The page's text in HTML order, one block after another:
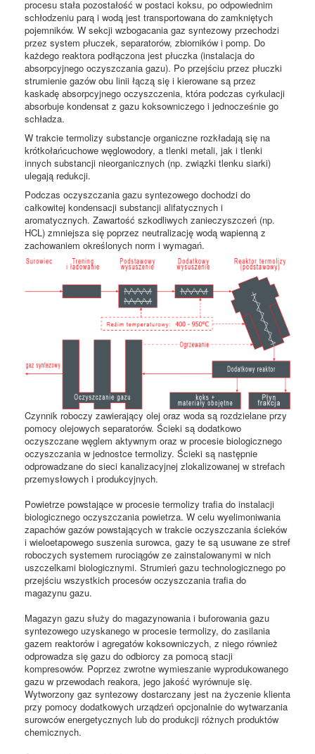
procesu stała pozostałość w postaci koksu, po odpowiednim
schłodzeniu parą i wodą jest transportowana do zamkniętych
pojemników. W sekcji wzbogacania gaz syntezowy przechodzi
przez system płuczek, separatorów, zbiorników i pomp. Do
każdego reaktora podłączona jest płuczka (instalacja do
absorpcyjnego oczyszczania gazu). Po przejściu przez płuczki
strumienie gazów obu linii łączą się i kierowane są przez
kaskadę absorpcyjnego oczyszczenia, która podczas cyrkulacji
absorbuje kondensat z gazu koksowniczego i jednocześnie go
schładza.
W trakcie termolizy substancje organiczne rozkładają się na
krótkołańcuchowe węglowodory, a tlenki metali, jak i tlenki
innych substancji nieorganicznych (np. związki tlenku siarki)
ulegają redukcji.
Podczas oczyszczania gazu syntezowego dochodzi do
całkowitej kondensacji substancji alifatycznych i
aromatycznych. Zawartość szkodliwych zanieczyszczeń (np.
HCL) zmniejsza się poprzez neutralizację wodą wapienną z
zachowaniem określonych norm i wymagań.
Czynnik roboczy zawierający olej oraz woda są rozdzielane przy
pomocy olejowych separatorów. Ścieki są dodatkowo
oczyszczane węglem aktywnym oraz w procesie biologicznego
oczyszczania w jednostce termolizy. Ścieki są następnie
odprowadzane do sieci kanalizacyjnej zlokalizowanej w strefach
przemysłowych i produkcyjnych.
Powietrze powstające w procesie termolizy trafia do instalacji
biologicznego oczyszczania powietrza. W celu wyelimoniwania
zapachów gazów powstających w trakcie oczyszczania ścieków
i wieloetapowego suszenia surowca, gazy te są usuwane ze stref
roboczych systemem rurociągów ze zainstalowanymi w nich
uszczelkami biologicznymi. Strumień gazu technologicznego po
przejściu wszystkich procesów oczyszczania trafia do
magazynu gazu.
Magazyn gazu służy do magazynowania i buforowania gazu
syntezowego uzyskanego w procesie termolizy, do zasilania
gazem reaktorów i agregatów koksowniczych, z niego również
odprowadza się gazu do odbiorcy za pomocą stacji
kompresowów. Poprzez zwrotne wymieszanie wyprodukowanego
gazu w przewodach reakora, jego jakość wyrównuje się.
Wytworzony gaz syntezowy dostarczany jest na życzenie klienta
przy pomocy dodatkowych urządzeń opcjonalnie do wytwarzania
surowców energetycznych lub do produkcji różnych produktów
chemicznych.